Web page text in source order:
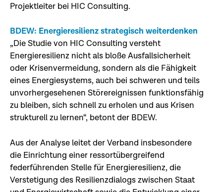
Projektleiter bei HIC Consulting.
BDEW: Energieresilienz strategisch weiterdenken
„Die Studie von HIC Consulting versteht
Energieresilienz nicht als bloße Ausfallsicherheit
oder Krisenvermeidung, sondern als die Fähigkeit
eines Energiesystems, auch bei schweren und teils
unvorhergesehenen Störereignissen funktionsfähig
zu bleiben, sich schnell zu erholen und aus Krisen
strukturell zu lernen“, betont der BDEW.
Aus der Analyse leitet der Verband insbesondere
die Einrichtung einer ressortübergreifend
federführenden Stelle für Energieresilienz, die
Verstetigung des Resilienzdialogs zwischen Staat